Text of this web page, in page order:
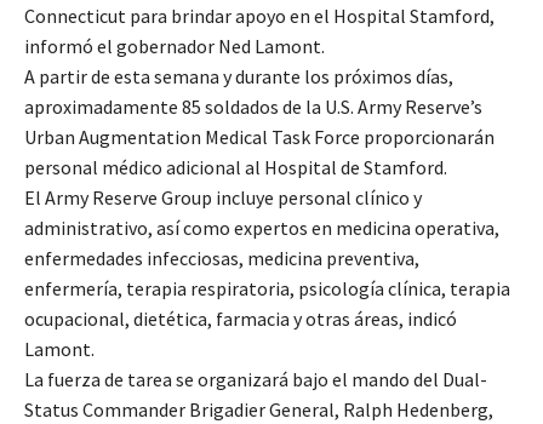
Connecticut para brindar apoyo en el Hospital Stamford,
informó el gobernador Ned Lamont.
A partir de esta semana y durante los próximos días,
aproximadamente 85 soldados de la U.S. Army Reserve’s
Urban Augmentation Medical Task Force proporcionarán
personal médico adicional al Hospital de Stamford.
El Army Reserve Group incluye personal clínico y
administrativo, así como expertos en medicina operativa,
enfermedades infecciosas, medicina preventiva,
enfermería, terapia respiratoria, psicología clínica, terapia
ocupacional, dietética, farmacia y otras áreas, indicó
Lamont.
La fuerza de tarea se organizará bajo el mando del Dual-
Status Commander Brigadier General, Ralph Hedenberg,